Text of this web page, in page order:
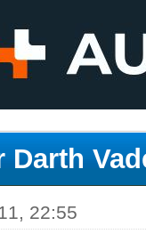
Darth
22:55